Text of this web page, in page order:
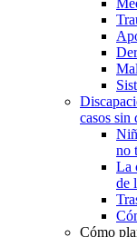
casos sin
no
La
de
Cómo